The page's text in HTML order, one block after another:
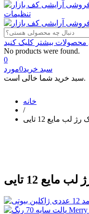
تنظیمات
No products were found.
0
سبد خرید0مورد
سبد خرید شما خالی است.
خانه
/